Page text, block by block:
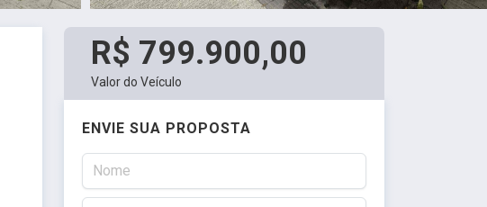
R$ 799.900,00
Valor do Veículo
ENVIE SUA PROPOSTA